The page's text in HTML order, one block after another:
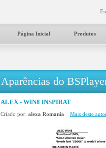
Página Inicial Produtos
Aparências do
ALEX - WIN8 INSPIRAT
Criado por: alexa Romania Mais deste